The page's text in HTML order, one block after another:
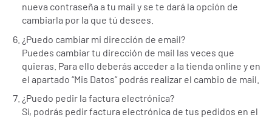
nueva contraseña a tu mail y se te dará la opción de
cambiarla por la que tú desees.
¿Puedo cambiar mi dirección de email?
Puedes cambiar tu dirección de mail las veces que
quieras. Para ello deberás acceder a la tienda online y en
el apartado “Mis Datos” podrás realizar el cambio de mail.
¿Puedo pedir la factura electrónica?
Sí, podrás pedir factura electrónica de tus pedidos en el